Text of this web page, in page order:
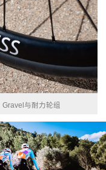
与耐力轮组